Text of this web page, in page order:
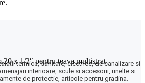
termice, sanitare, electrice, de canalizare si
interioare, scule si accesorii, unelte si
de protectie, articole pentru gradina.